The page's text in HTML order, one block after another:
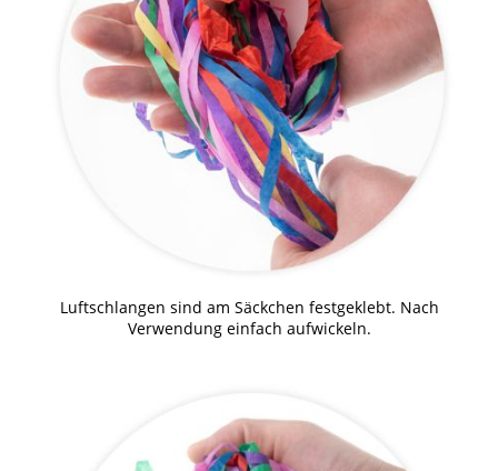
Luftschlangen sind am Säckchen festgeklebt. Nach
Verwendung einfach aufwickeln.